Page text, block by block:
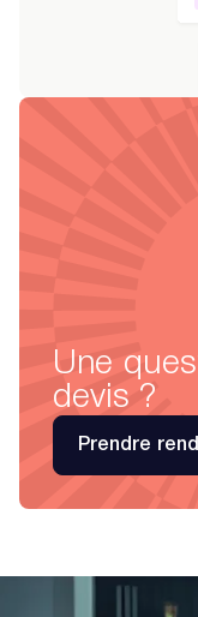
Une
devis ?
Prendre